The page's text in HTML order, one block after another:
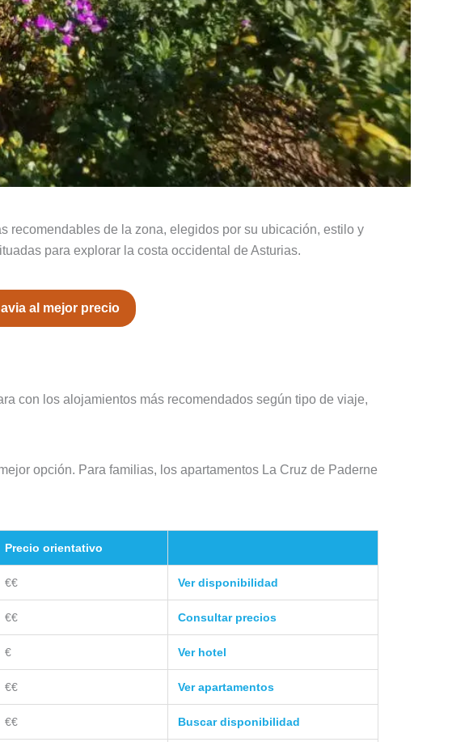
recomendables de la zona, elegidos por su ubicación, estilo y
para explorar la costa occidental de Asturias.
al mejor precio
con los alojamientos más recomendados según tipo de viaje,
opción. Para familias, los apartamentos La Cruz de Paderne
Precio orientativo
€€ Ver disponibilidad
€€ Consultar precios
€ Ver hotel
€€ Ver apartamentos
€€ Buscar disponibilidad